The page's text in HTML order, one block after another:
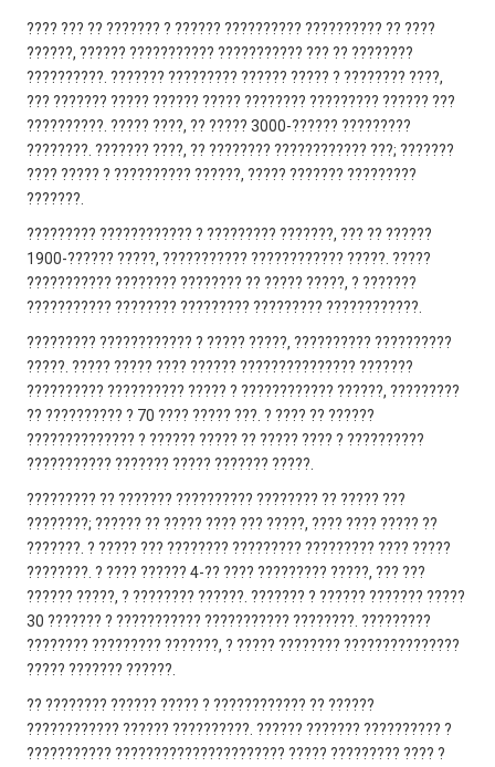
???? ??? ?? ??????? ? ?????? ?????????? ?????????? ?? ????
??????, ?????? ??????????? ??????????? ??? ?? ????????
??????????. ??????? ????????? ?????? ????? ? ???????? ????,
??? ??????? ????? ?????? ????? ???????? ????????? ?????? ???
??????????. ????? ????, ?? ????? 3000-?????? ?????????
????????. ??????? ????, ?? ???????? ???????????? ???; ???????
???? ????? ? ?????????? ??????, ????? ??????? ?????????
???????.
????????? ???????????? ? ????????? ???????, ??? ?? ??????
1900-?????? ?????, ??????????? ???????????? ?????. ?????
??????????? ???????? ???????? ?? ????? ?????, ? ???????
??????????? ???????? ????????? ????????? ????????????.
????????? ???????????? ? ????? ?????, ?????????? ??????????
?????. ????? ????? ???? ?????? ??????????????? ???????
?????????? ?????????? ????? ? ???????????? ??????, ?????????
?? ?????????? ? 70 ???? ????? ???. ? ???? ?? ??????
?????????????? ? ?????? ????? ?? ????? ???? ? ??????????
??????????? ??????? ????? ??????? ?????.
????????? ?? ??????? ?????????? ???????? ?? ????? ???
????????; ?????? ?? ????? ???? ??? ?????, ???? ???? ????? ??
???????. ? ????? ??? ???????? ????????? ????????? ???? ?????
????????. ? ???? ?????? 4-?? ???? ????????? ?????, ??? ???
?????? ?????, ? ???????? ??????. ??????? ? ?????? ??????? ?????
30 ??????? ? ??????????? ??????????? ????????. ?????????
???????? ????????? ???????, ? ????? ???????? ???????????????
????? ??????? ??????.
?? ???????? ?????? ????? ? ???????????? ?? ??????
???????????? ?????? ??????????. ?????? ??????? ?????????? ?
??????????? ?????????????????????? ????? ????????? ???? ?